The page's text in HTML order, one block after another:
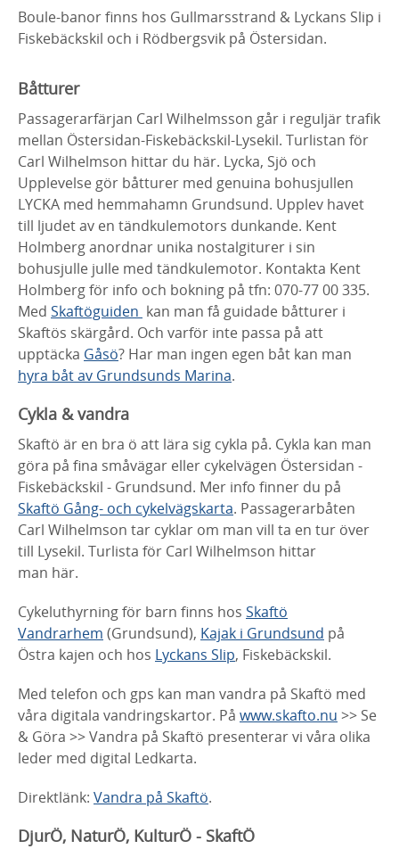
Boule-banor finns hos Gullmarsstrand & Lyckans Slip i
Fiskebäckskil och i Rödbergsvik på Östersidan.
Båtturer
Passagerarfärjan Carl Wilhelmsson går i reguljär trafik
mellan Östersidan-Fiskebäckskil-Lysekil. Turlistan för
Carl Wilhelmson hittar du här. Lycka, Sjö och
Upplevelse gör båtturer med genuina bohusjullen
LYCKA med hemmahamn Grundsund. Upplev havet
till ljudet av en tändkulemotors dunkande. Kent
Holmberg anordnar unika nostalgiturer i sin
bohusjulle julle med tändkulemotor. Kontakta Kent
Holmberg för info och bokning på tfn: 070-77 00 335.
Med Skaftöguiden kan man få guidade båtturer i
Skaftös skärgård. Och varför inte passa på att
upptäcka Gåsö? Har man ingen egen båt kan man
hyra båt av Grundsunds Marina.
Cykla & vandra
Skaftö är en bra ö att lära sig cykla på. Cykla kan man
göra på fina småvägar eller cykelvägen Östersidan -
Fiskebäckskil - Grundsund. Mer info finner du på
Skaftö Gång- och cykelvägskarta. Passagerarbåten
Carl Wilhelmson tar cyklar om man vill ta en tur över
till Lysekil. Turlista för Carl Wilhelmson hittar
man här.
Cykeluthyrning för barn finns hos Skaftö
Vandrarhem (Grundsund), Kajak i Grundsund på
Östra kajen och hos Lyckans Slip, Fiskebäckskil.
Med telefon och gps kan man vandra på Skaftö med
våra digitala vandringskartor. På www.skafto.nu >> Se
& Göra >> Vandra på Skaftö presenterar vi våra olika
leder med digital Ledkarta.
Direktlänk: Vandra på Skaftö.
DjurÖ, NaturÖ, KulturÖ - SkaftÖ